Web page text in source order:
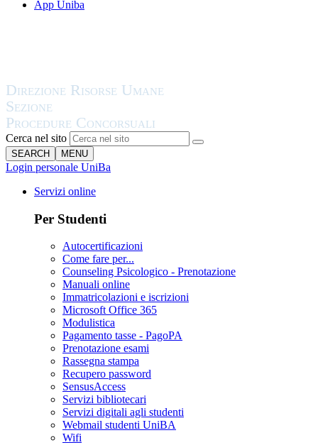
App Uniba
Cerca nel sito
SEARCH MENU
Login personale UniBa
Servizi online
Per Studenti
Autocertificazioni
Come fare per...
Counseling Psicologico - Prenotazione
Manuali online
Immatricolazioni e iscrizioni
Microsoft Office 365
Modulistica
Pagamento tasse - PagoPA
Prenotazione esami
Rassegna stampa
Recupero password
SensusAccess
Servizi bibliotecari
Servizi digitali agli studenti
Webmail studenti UniBA
Wifi